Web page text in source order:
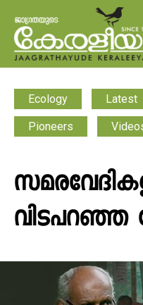
Ecology Latest
Pioneers
വിടപറഞ്ഞ